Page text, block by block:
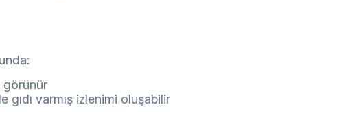
görünür
varmış izlenimi oluşabilir